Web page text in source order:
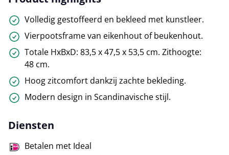
Volledig gestoffeerd en bekleed met kunstleer.
Vierpootsframe van eikenhout of beukenhout.
Totale HxBxD: 83,5 x 47,5 x 53,5 cm. Zithoogte:
48 cm.
Hoog zitcomfort dankzij zachte bekleding.
Modern design in Scandinavische stijl.
Diensten
Betalen met Ideal